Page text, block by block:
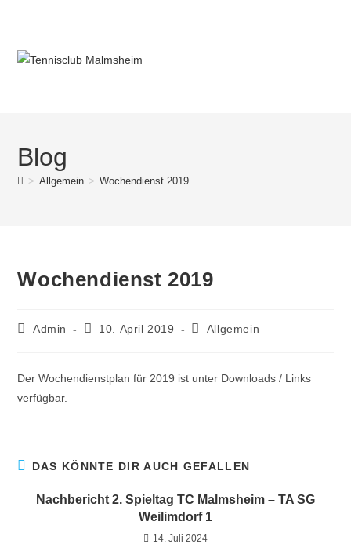
Blog
> Allgemein > Wochendienst 2019
Wochendienst 2019
Admin 10. April 2019 Allgemein
Der Wochendienstplan für 2019 ist unter Downloads / Links
verfügbar.
DAS KÖNNTE DIR AUCH GEFALLEN
Nachbericht 2. Spieltag TC Malmsheim – TA SG
Weilimdorf 1
14. Juli 2024